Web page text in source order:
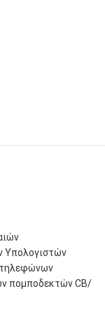
Υπολογιστών
τηλεφώνων
πομποδεκτών CB/